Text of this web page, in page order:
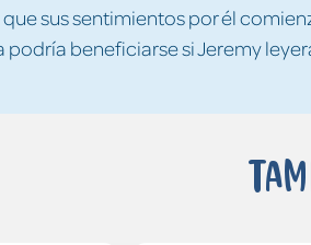
sus sentimientos por él
podría beneficiarse si Jeremy